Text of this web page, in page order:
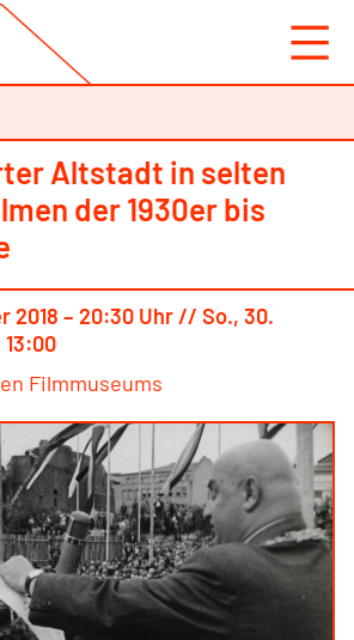
Altstadt in selten
der 1930er bis
2018 – 20:30 Uhr // So., 30.
Filmmuseums